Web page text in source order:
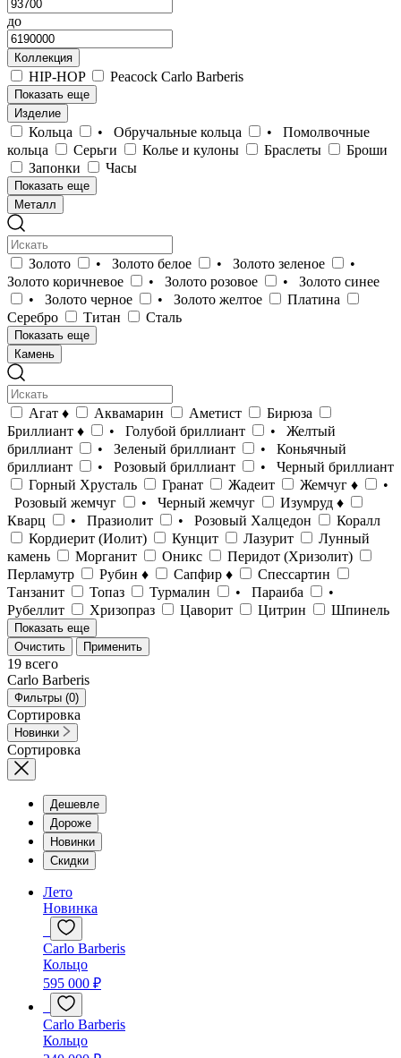
до
Коллекция
HIP-HOP Peacock Carlo Barberis
Показать еще
Изделие
Кольца • Обручальные кольца
• Помолвочные
кольца
Серьги Колье и кулоны Браслеты
Броши
Запонки
Часы
Показать еще
Металл
Золото • Золото белое • Золото зеленое
•
Золото коричневое
• Золото розовое
• Золото синее
• Золото черное
• Золото желтое
Платина
Серебро
Титан Сталь
Показать еще
Камень
Агат ♦ Аквамарин Аметист
Бирюза
Бриллиант ♦
• Голубой бриллиант
• Желтый
бриллиант
• Зеленый бриллиант
• Коньячный
бриллиант
• Розовый бриллиант
• Черный бриллиант
Горный Хрусталь
Гранат Жадеит Жемчуг ♦
•
Розовый жемчуг
• Черный жемчуг
Изумруд ♦
Кварц
• Празиолит • Розовый Халцедон
Коралл
Кордиерит (Иолит)
Кунцит Лазурит
Лунный
камень
Морганит Оникс
Перидот (Хризолит)
Перламутр
Рубин ♦ Сапфир ♦
Спессартин
Танзанит
Топаз Турмалин • Параиба
•
Рубеллит
Хризопраз Цаворит Цитрин Шпинель
Показать еще
Очистить
Применить
19 всего
Carlo Barberis
Фильтры (0)
Сортировка
Новинки
Сортировка
Дешевле
Дороже
Новинки
Скидки
Лето
Новинка
Carlo Barberis
Кольцо
595 000 ₽
Carlo Barberis
Кольцо